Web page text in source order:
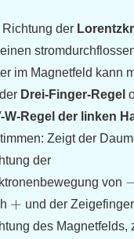
Richtung der
im Magnetfeld kann
Drei-Finger-Regel
W-Regel der linken
Zeigt der
der
von -
+
+ und der
des Magnetfelds,